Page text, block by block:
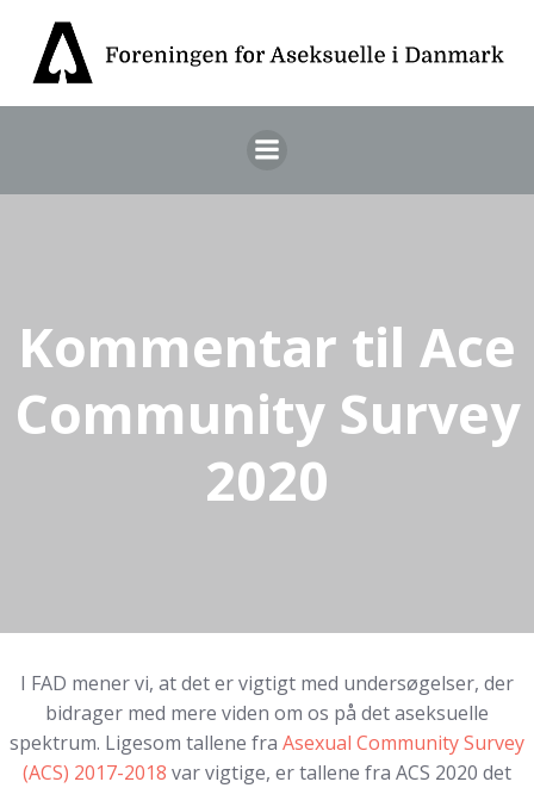
til
indhold
Kommentar til Ace
Community Survey
2020
I FAD mener vi, at det er vigtigt med undersøgelser, der
bidrager med mere viden om os på det aseksuelle
spektrum. Ligesom tallene fra Asexual Community Survey
(ACS) 2017-2018 var vigtige, er tallene fra ACS 2020 det